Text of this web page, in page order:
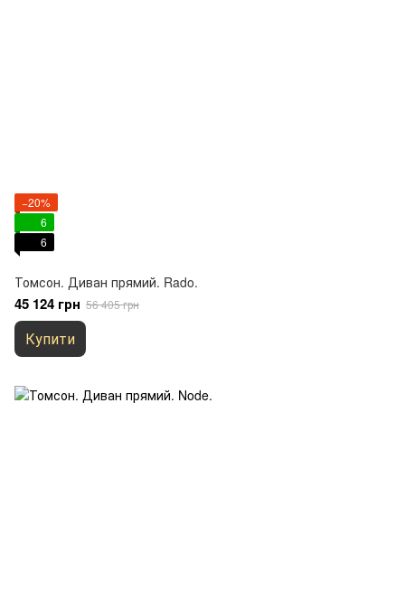
−20%
6
6
Томсон. Диван прямий. Rado.
45 124 грн 56 405 грн
Купити